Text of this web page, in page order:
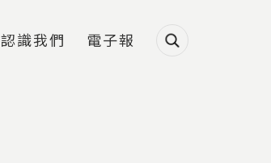
認識我們 電子報